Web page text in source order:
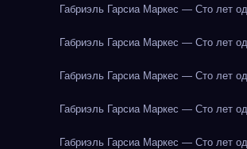
Габриэль Гарсиа Маркес — Сто лет
Габриэль Гарсиа Маркес — Сто лет
Габриэль Гарсиа Маркес — Сто лет
Габриэль Гарсиа Маркес — Сто лет
Габриэль Гарсиа Маркес — Сто лет